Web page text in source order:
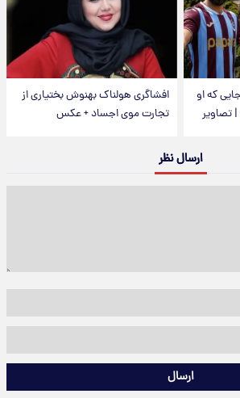
که او
تصاویر
افشاگری هولناک بهنوش بختیاری از
تجارت موی اجساد + عکس
ارسال نظر
ارسال